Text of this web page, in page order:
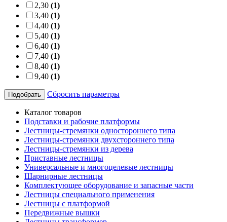
2,30 (1)
3,40 (1)
4,40 (1)
5,40 (1)
6,40 (1)
7,40 (1)
8,40 (1)
9,40 (1)
Подобрать Сбросить параметры
Каталог товаров
Подставки и рабочие платформы
Лестницы-стремянки одностороннего типа
Лестницы-стремянки двухстороннего типа
Лестницы-стремянки из дерева
Приставные лестницы
Универсальные и многоцелевые лестницы
Шарнирные лестницы
Комплектующее оборудование и запасные части
Лестницы специального применения
Лестницы с платформой
Передвижные вышки